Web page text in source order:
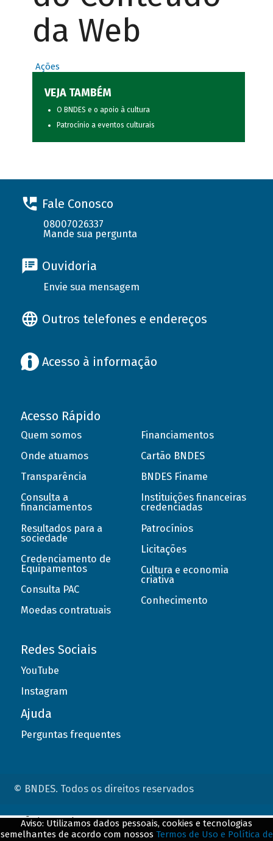
da Web
Ações
VEJA TAMBÉM
O BNDES e o apoio à cultura
Patrocínio a eventos culturais
Fale Conosco
08007026337
Mande sua pergunta
Ouvidoria
Envie sua mensagem
Outros telefones e endereços
Acesso à informação
Acesso Rápido
Quem somos
Onde atuamos
Transparência
Consulta a
financiamentos
Resultados para a
sociedade
Credenciamento de
Equipamentos
Consulta PAC
Moedas contratuais
Financiamentos
Cartão BNDES
BNDES Finame
Instituições financeiras
credenciadas
Patrocínios
Licitações
Cultura e economia
criativa
Conhecimento
Redes Sociais
YouTube
Instagram
Ajuda
Perguntas frequentes
© BNDES. Todos os direitos reservados
Aviso: Utilizamos dados pessoais, cookies e tecnologias
semelhantes de acordo com nossos Termos de Uso e Política de
ConteÃºdo complementar